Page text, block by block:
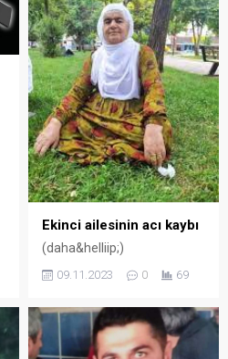
Ekinci ailesinin acı kaybı
(daha&helliip;)
09.11.2023 0 69